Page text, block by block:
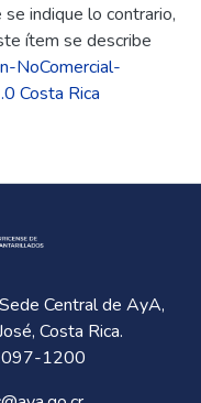
indique lo contrario,
ítem se describe
NoComercial-
Costa Rica
Central de AyA,
Costa Rica.
1200